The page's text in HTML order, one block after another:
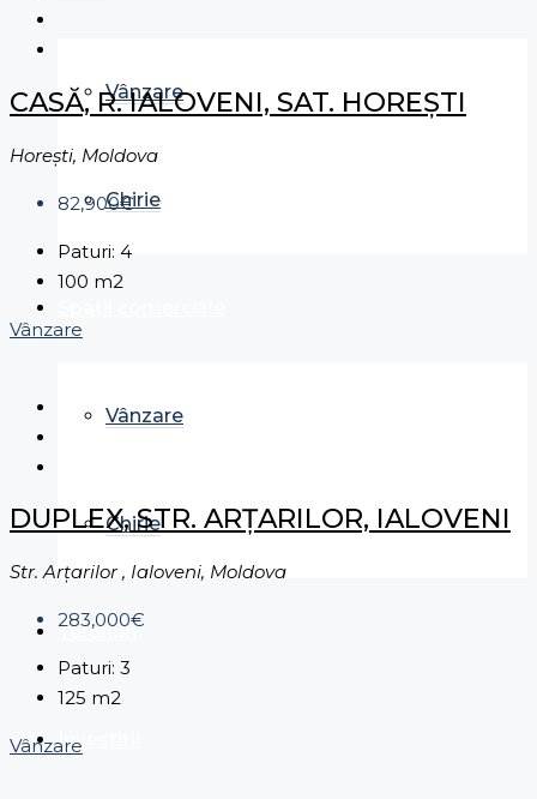
Vânzare
Chirie
Vânzare
Chirie
Terenuri
Investiții
CASĂ, R. IALOVENI, SAT. HOREȘTI
Horeşti, Moldova
82,900€
Paturi: 4
100 m2
Vânzare
DUPLEX, STR. ARȚARILOR, IALOVENI
Str. Arțarilor , Ialoveni, Moldova
283,000€
Paturi: 3
125 m2
Vânzare